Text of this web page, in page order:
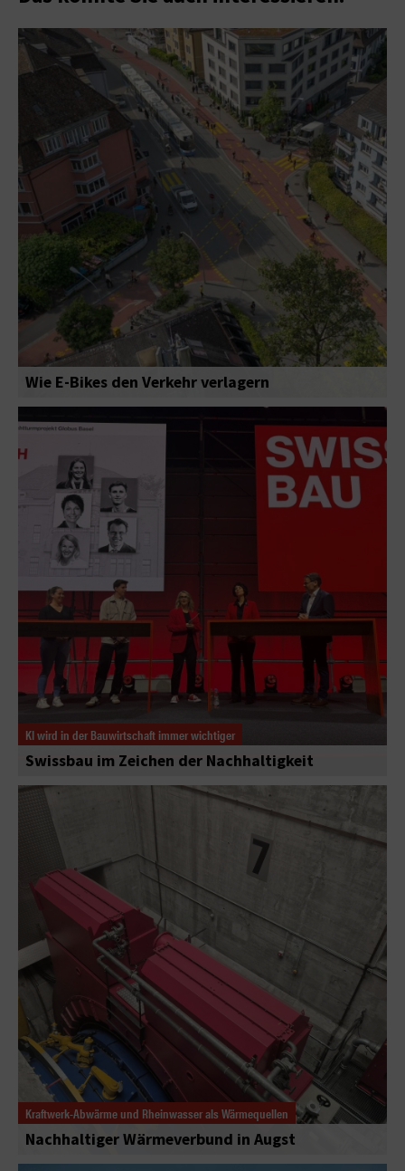
Wie E-Bikes den Verkehr verlagern
KI wird in der Bauwirtschaft immer wichtiger
Swissbau im Zeichen der Nachhaltigkeit
Kraftwerk-Abwärme und Rheinwasser als Wärmequellen
Nachhaltiger Wärmeverbund in Augst